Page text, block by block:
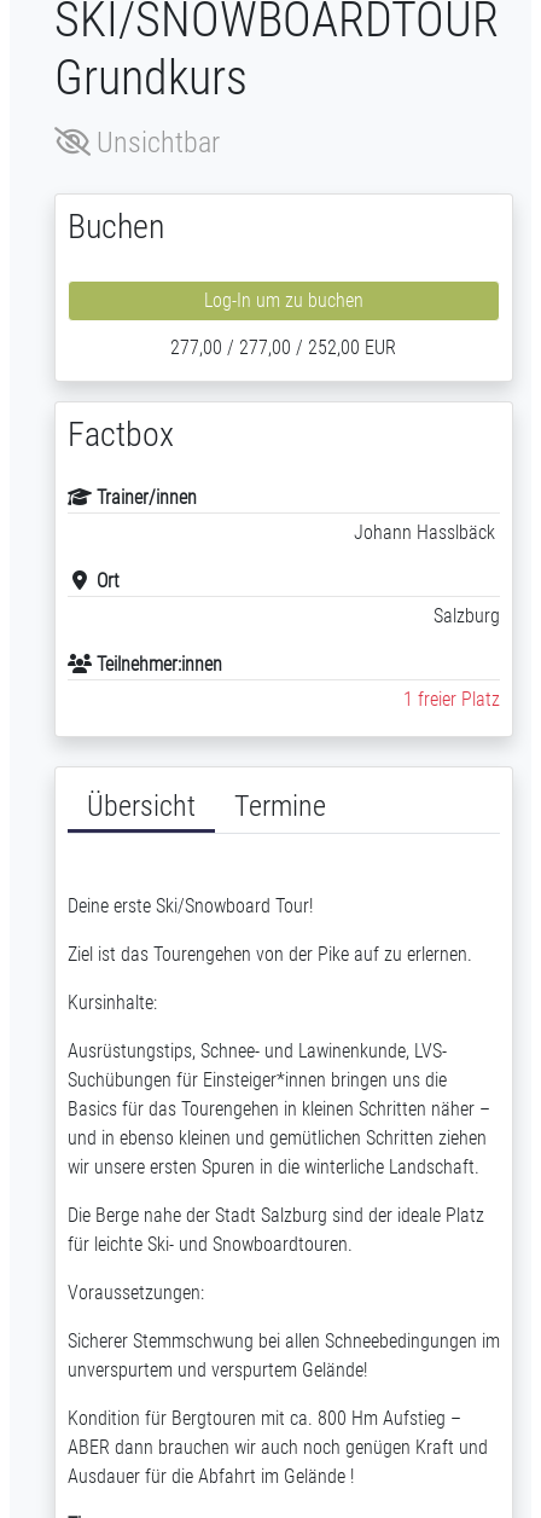
SKI/SNOWBOARDTOUR
Grundkurs
Unsichtbar
Übersicht Termine
Deine erste Ski/Snowboard Tour!
Ziel ist das Tourengehen von der Pike auf zu erlernen.
Kursinhalte:
Ausrüstungstips, Schnee- und Lawinenkunde, LVS-
Suchübungen für Einsteiger*innen bringen uns die
Basics für das Tourengehen in kleinen Schritten näher –
und in ebenso kleinen und gemütlichen Schritten ziehen
wir unsere ersten Spuren in die winterliche Landschaft.
Die Berge nahe der Stadt Salzburg sind der ideale Platz
für leichte Ski- und Snowboardtouren.
Voraussetzungen:
Sicherer Stemmschwung bei allen Schneebedingungen im
unverspurtem und verspurtem Gelände!
Kondition für Bergtouren mit ca. 800 Hm Aufstieg –
ABER dann brauchen wir auch noch genügen Kraft und
Ausdauer für die Abfahrt im Gelände !
Buchen
Log-In um zu buchen
277,00 / 277,00 / 252,00 EUR
Factbox
Trainer/innen
Johann Hasslbäck
Ort
Salzburg
Teilnehmer:innen
1 freier Platz